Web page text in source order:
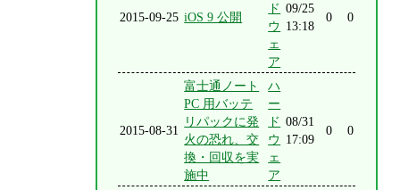
2015-09-25 iOS 9 公開
ド
ウ
ェ
ア
09/25
13:18
0 0
2015-08-31
富士通ノート
PC 用バッテ
リパックに発
火の恐れ、交
換・回収を実
施中
ハ
ー
ド
ウ
ェ
ア
08/31
17:09
0 0